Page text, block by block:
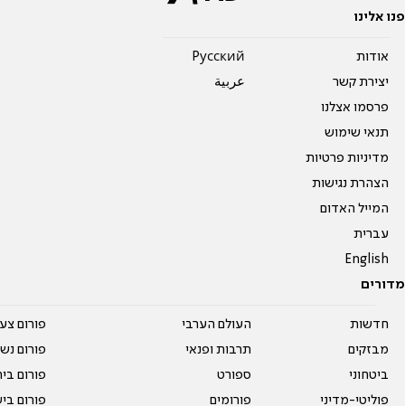
פנו אלינו
אודות
יצירת קשר
פרסמו אצלנו
תנאי שימוש
מדיניות פרטיות
הצהרת נגישות
המייל האדום
עברית
English
Pусский
عربية
מדורים
חדשות
מבזקים
ביטחוני
פוליטי-מדיני
העולם הערבי
תרבות ופנאי
ספורט
פורומים
פורום
פורום
פורום
פורום